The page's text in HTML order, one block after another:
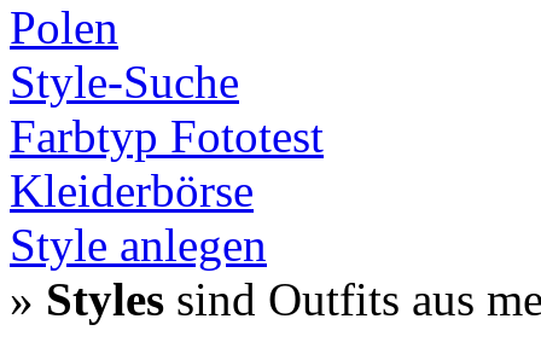
Polen
Style-Suche
Farbtyp Fototest
Kleiderbörse
Style anlegen
» Styles sind Outfits aus